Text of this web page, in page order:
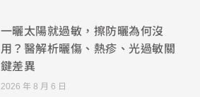
一曬太陽就過敏，擦防曬為何沒
用？醫解析曬傷、熱疹、光過敏關
鍵差異
2026 年 8 月 6 日